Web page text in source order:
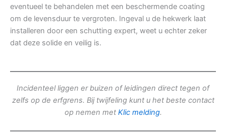
eventueel te behandelen met een beschermende coating
om de levensduur te vergroten. Ingeval u de hekwerk laat
installeren door een schutting expert, weet u echter zeker
dat deze solide en veilig is.
Incidenteel liggen er buizen of leidingen direct tegen of
zelfs op de erfgrens. Bij twijfeling kunt u het beste contact
op nemen met Klic melding.